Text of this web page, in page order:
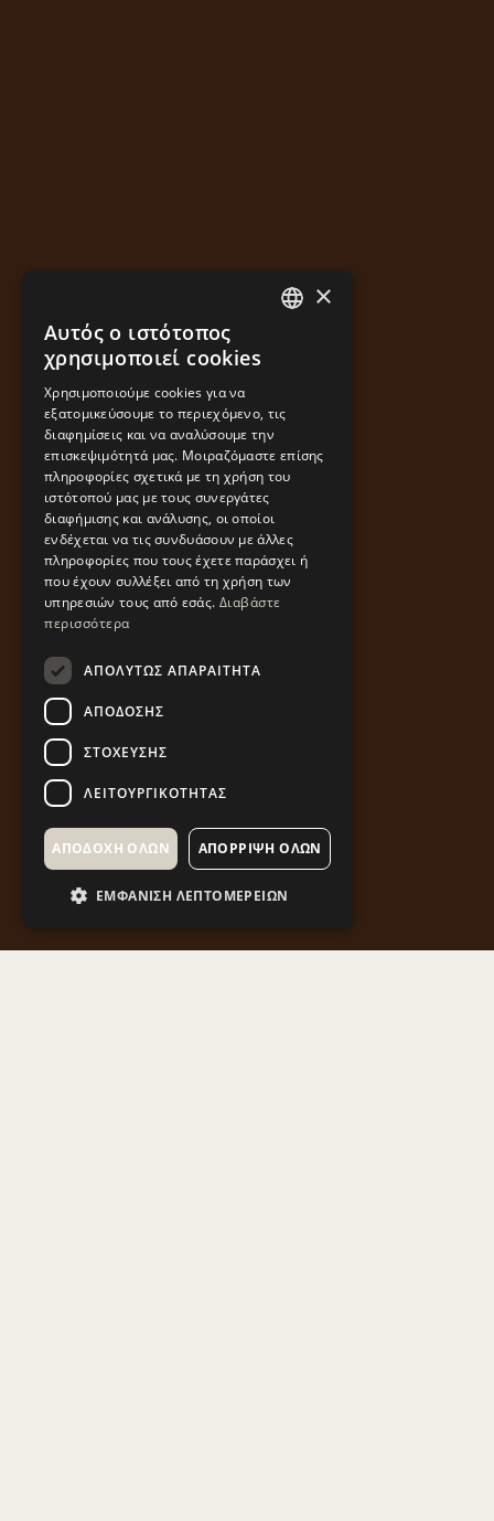
×
Αυτός ο ιστότοπος
χρησιμοποιεί cookies
Χρησιμοποιούμε cookies για να
εξατομικεύσουμε το περιεχόμενο, τις
διαφημίσεις και να αναλύσουμε την
επισκεψιμότητά μας. Μοιραζόμαστε επίσης
πληροφορίες σχετικά με τη χρήση του
ιστότοπού μας με τους συνεργάτες
διαφήμισης και ανάλυσης, οι οποίοι
ενδέχεται να τις συνδυάσουν με άλλες
πληροφορίες που τους έχετε παράσχει ή
που έχουν συλλέξει από τη χρήση των
υπηρεσιών τους από εσάς. Διαβάστε
περισσότερα
ΑΠΟΛΎΤΩΣ ΑΠΑΡΑΊΤΗΤΑ
ΑΠΌΔΟΣΗΣ
ΣΤΌΧΕΥΣΗΣ
ΛΕΙΤΟΥΡΓΙΚΌΤΗΤΑΣ
ΑΠΟΔΟΧΉ ΌΛΩΝ ΑΠΌΡΡΙΨΗ ΌΛΩΝ
ΕΜΦΆΝΙΣΗ ΛΕΠΤΟΜΕΡΕΙΏΝ